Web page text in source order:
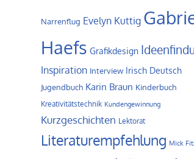
Narrenflug Evelyn Kuttig
Haefs Grafikdesign
Inspiration Interview Irisch Deutsch
Jugendbuch Karin Braun Kinderbuch
Kreativitätstechnik Kundengewinnung
Kurzgeschichten Lektorat
Literaturempfehlung Mick